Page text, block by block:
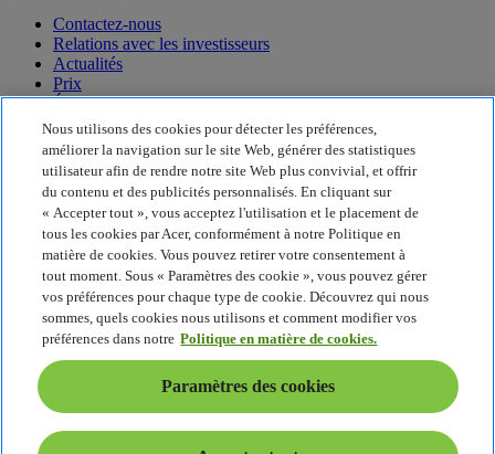
Contactez-nous
Relations avec les investisseurs
Actualités
Prix
Événements
Développement durable
Développement durable
Responsabilité sociale de l'entreprise
Empreinte carbone du produit
Project Humanity
Earthion
Politique de confidentialité
Politique en matière de cookies
Mentions légales
Informations légales supplémentaires
Politique en matière d'accessibilité
Paramètres des cookies
France - Français
Nous utilisons des cookies pour détecter les préférences,
améliorer la navigation sur le site Web, générer des statistiques
utilisateur afin de rendre notre site Web plus convivial, et offrir
du contenu et des publicités personnalisés. En cliquant sur
« Accepter tout », vous acceptez l'utilisation et le placement de
tous les cookies par Acer, conformément à notre Politique en
matière de cookies. Vous pouvez retirer votre consentement à
tout moment. Sous « Paramètres des cookie », vous pouvez gérer
vos préférences pour chaque type de cookie. Découvrez qui nous
sommes, quels cookies nous utilisons et comment modifier vos
préférences dans notre Politique en matière de cookies.
Paramètres des cookies